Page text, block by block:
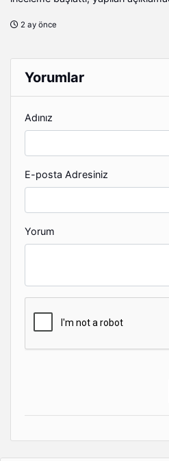
2 ay önce
Yorumlar
Adınız
E-posta Adresiniz
Yorum